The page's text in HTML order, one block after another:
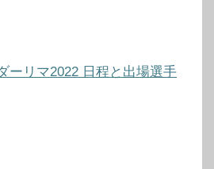
ーリマ2022 日程と出場選手